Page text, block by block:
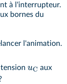
à l'interrupteur.
bornes du
l'animation.
uC aux